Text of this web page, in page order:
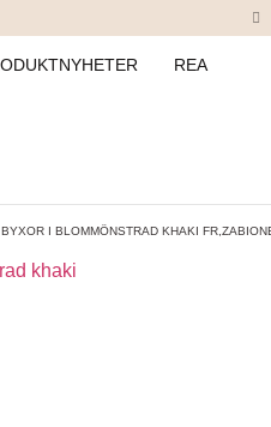
REA
I BLOMMÖNSTRAD KHAKI